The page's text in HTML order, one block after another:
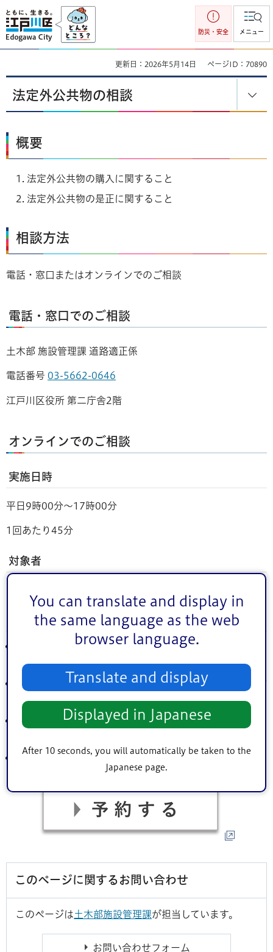
You can translate and display in
the same language as the web
browser language.
Translate and display
Displayed in Japanese
After 10 seconds, you will automatically be taken to the
Japanese page.
江戸川区
防災・安全 メニュー
更新日：2026年5月14日 ページID：70890
法定外公共物の相談
概要
法定外公共物の購入に関すること
法定外公共物の是正に関すること
相談方法
電話・窓口またはオンラインでのご相談
電話・窓口でのご相談
土木部 施設管理課 道路適正係
電話番号 03-5662-0646
江戸川区役所 第二庁舎2階
オンラインでのご相談
実施日時
平日9時00分～17時00分
1回あたり45分
対象者
留意事項
利用にあたっては、江戸川区オンライン相談利用規約に
同意する必要があります。
相談内容によっては、厳格な本人確認のため、マイナンバ
ーカードや運転免許証等が必要になる場合があります。
相談内容に隣接する土地の住所と地番をお知らせくださ
オンライン相談 」をご確認ください。
このページに関するお問い合わせ
このページは土木部施設管理課が担当しています。